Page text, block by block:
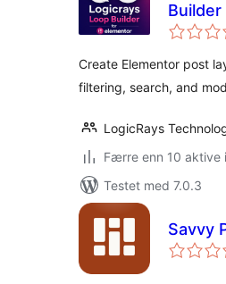
Create Elementor post
filtering, search, and
LogicRays
Færre enn 10 aktive
Testet med 7.0.3
Savvy